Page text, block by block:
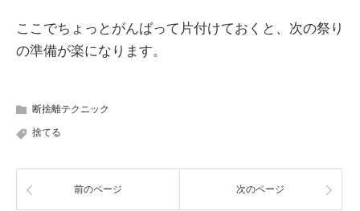
ここでちょっとがんばって片付けておくと、次の祭り
の準備が楽になります。
断捨離テクニック
捨てる
前のページ 次のページ